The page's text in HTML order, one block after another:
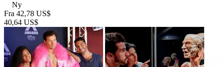
Ny
Fra 42,78 US$
40,64 US$